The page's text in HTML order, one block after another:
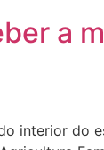
a
interior